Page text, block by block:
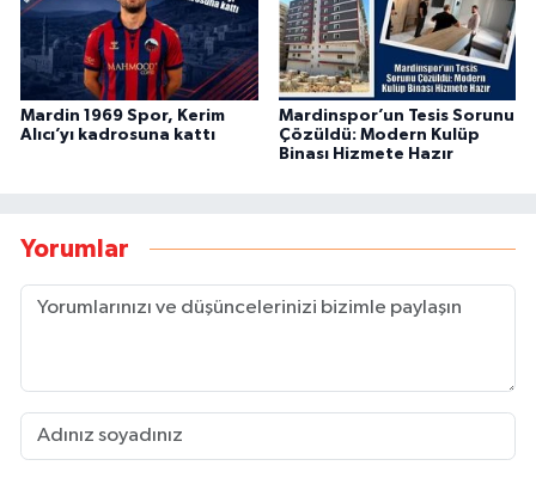
Mardin 1969 Spor, Kerim
Alıcı’yı kadrosuna kattı
Mardinspor’un Tesis Sorunu
Çözüldü: Modern Kulüp
Binası Hizmete Hazır
Yorumlar